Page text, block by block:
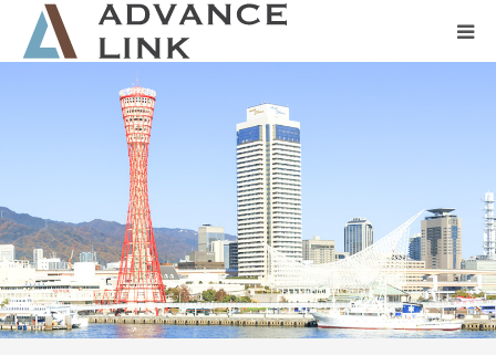
会社概要
ネット保険
事業保険